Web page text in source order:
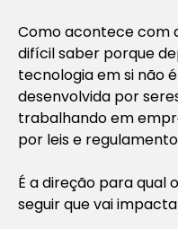
Como acontece com
difícil saber porque
tecnologia em si não
desenvolvida por
trabalhando em
por leis e
É a direção para qual
seguir que vai